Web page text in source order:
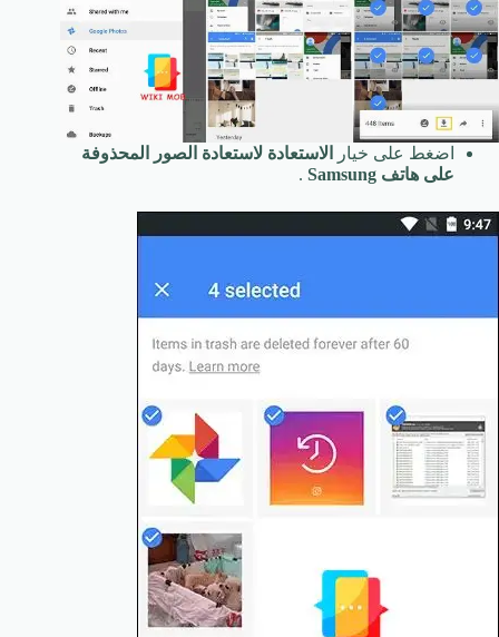
اضغط على خيار الاستعادة لاستعادة الصور المحذوفة
على هاتف Samsung
.